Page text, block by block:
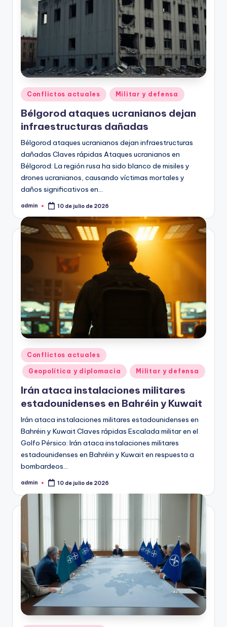
Publicado
en
Conflictos actuales Militar y defensa
Bélgorod ataques ucranianos dejan
infraestructuras dañadas
Bélgorod ataques ucranianos dejan infraestructuras
dañadas Claves rápidas Ataques ucranianos en
Bélgorod: La región rusa ha sido blanco de misiles y
drones ucranianos, causando víctimas mortales y
daños significativos en…
Publicado
admin 10 de julio de 2026
Publicado
en
Conflictos actuales
Geopolítica y diplomacia Militar y defensa
Irán ataca instalaciones militares
estadounidenses en Bahréin y Kuwait
Irán ataca instalaciones militares estadounidenses en
Bahréin y Kuwait Claves rápidas Escalada militar en el
Golfo Pérsico: Irán ataca instalaciones militares
estadounidenses en Bahréin y Kuwait en respuesta a
bombardeos…
Publicado
admin 10 de julio de 2026